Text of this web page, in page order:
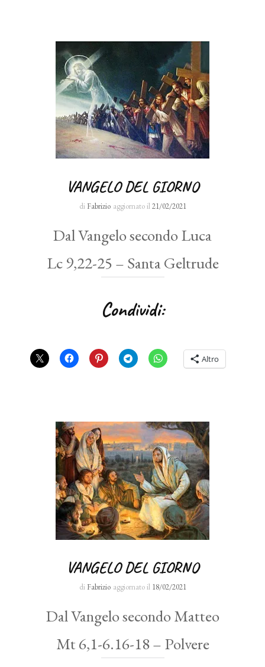
VANGELO DEL GIORNO
di Fabrizio aggiornato il21/02/2021
Dal Vangelo secondo Luca
Lc 9,22-25 – Santa Geltrude
Condividi:
Altro
VANGELO DEL GIORNO
di Fabrizio aggiornato il 18/02/2021
Dal Vangelo secondo Matteo
Mt 6,1-6.16-18 – Polvere